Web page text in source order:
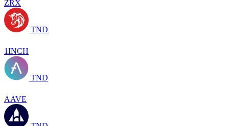
ZRX
TND
1INCH
TND
AAVE